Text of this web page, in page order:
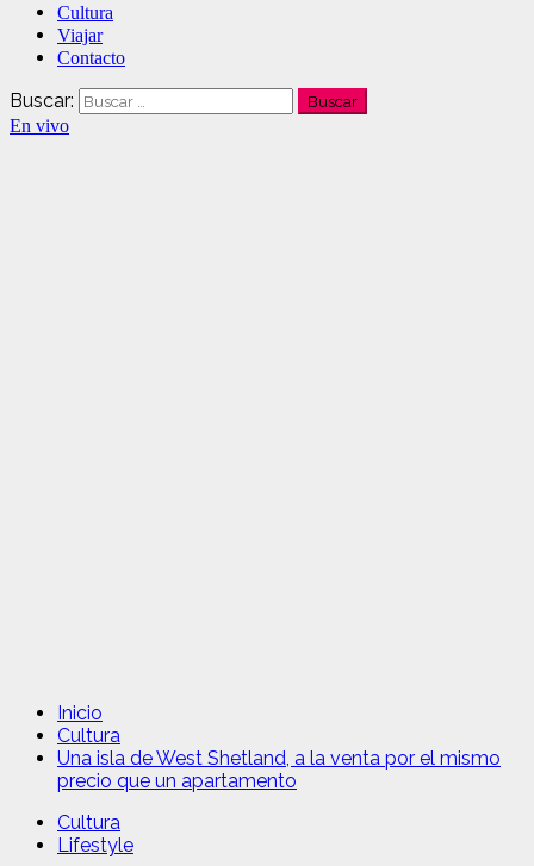
Cultura
Viajar
Contacto
Buscar:
En vivo
Inicio
Cultura
Una isla de West Shetland, a la venta por el mismo
precio que un apartamento
Cultura
Lifestyle